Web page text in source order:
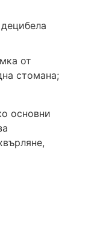
от
стомана;
основни